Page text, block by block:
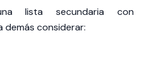
lista secundaria con
demás considerar: